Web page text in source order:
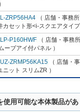
ZRP56HA4 （ 店舗・事務
カセット形<i-スクエアタイ
P160HWF （ 店舗・事務
ーブアイ付パネル ）
ZRMP56KA15 （ 店舗・
ニット スリムZR ）
使用可能な本体製品が